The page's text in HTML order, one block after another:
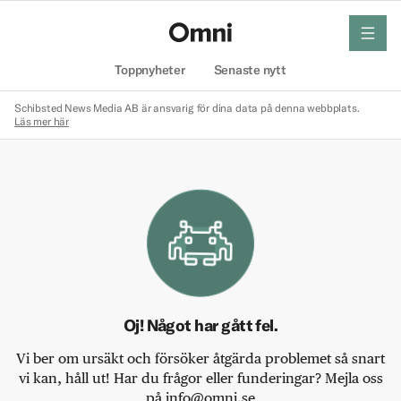
Toppnyheter Senaste nytt
meny
Schibsted News Media AB är ansvarig för dina data på denna webbplats.
Läs mer här
Oj! Något har gått fel.
Vi ber om ursäkt och försöker åtgärda problemet så snart
vi kan, håll ut! Har du frågor eller funderingar? Mejla oss